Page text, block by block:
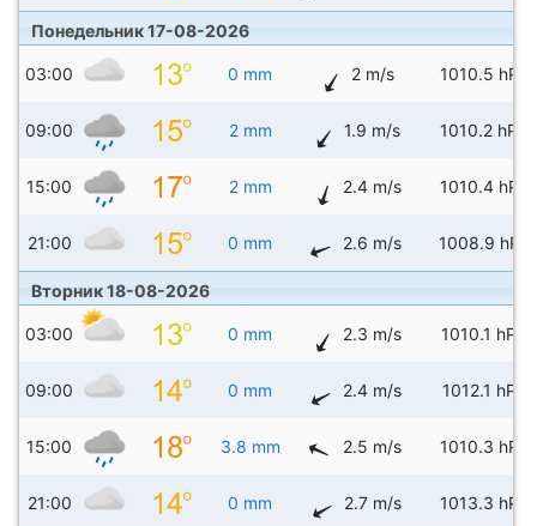
Понедельник 17-08-2026
03:00 0 mm 2 m/s 1010.5 hPa
09:00 2 mm 1.9 m/s 1010.2 hPa
15:00 2 mm 2.4 m/s 1010.4 hPa
21:00 0 mm 2.6 m/s 1008.9 hPa
Вторник 18-08-2026
03:00 0 mm 2.3 m/s 1010.1 hPa
09:00 0 mm 2.4 m/s 1012.1 hPa
15:00 3.8 mm 2.5 m/s 1010.3 hPa
21:00 0 mm 2.7 m/s 1013.3 hPa